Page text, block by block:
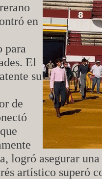
en
para
El
su
de
logró asegurar
artístico superó